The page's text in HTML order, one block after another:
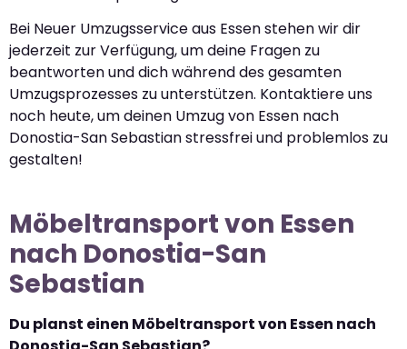
Bei Neuer Umzugsservice aus Essen stehen wir dir
jederzeit zur Verfügung, um deine Fragen zu
beantworten und dich während des gesamten
Umzugsprozesses zu unterstützen. Kontaktiere uns
noch heute, um deinen Umzug von Essen nach
Donostia-San Sebastian stressfrei und problemlos zu
gestalten!
Möbeltransport von Essen
nach Donostia-San
Sebastian
Du planst einen Möbeltransport von Essen nach